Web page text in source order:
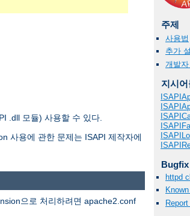
.dll 모듈) 사용할 수 있다.
사용에 관한 문제는 ISAPI 제작자에
주제
사용법
추가
개발
지시어
httpd
으로 처리하려면 apache2.conf